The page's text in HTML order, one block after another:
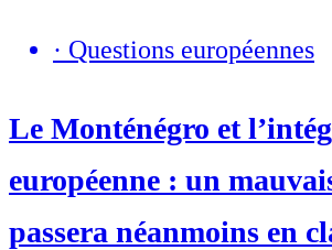
· Questions européennes
Le Monténégro et
européenne : un
passera néanmoins en